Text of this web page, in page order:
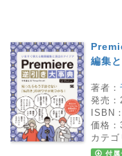
編集
著者：
発売：
ISBN：
価格：
カテゴ
付属